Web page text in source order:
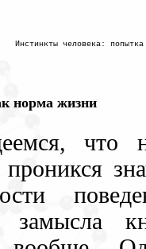
Инстинкты человека:
норма жизни
что
проникся
замысла